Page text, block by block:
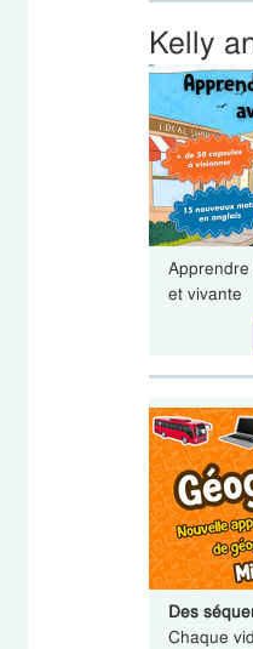
Kelly
Apprendre
et vivante
Des
Chaque